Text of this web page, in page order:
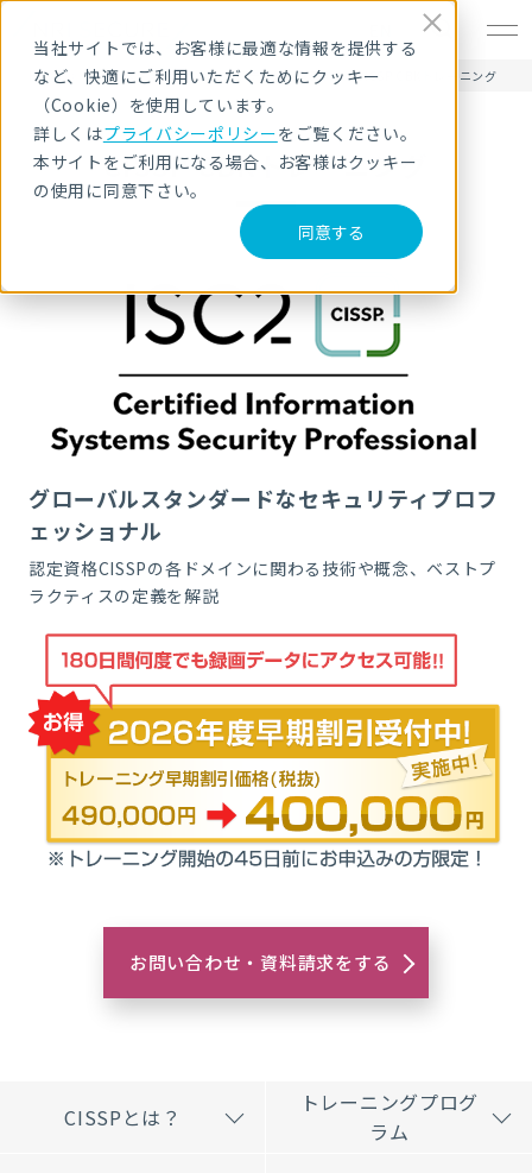
当社サイトでは、お客様に最適な情報を提供する
など、快適にご利用いただくためにクッキー
（Cookie）を使用しています。
詳しくはプライバシーポリシーをご覧ください。
本サイトをご利用になる場合、お客様はクッキー
の使用に同意下さい。
同意する
HOME サービス・製品 セキュリティ教育・研修 CISSP CBKトレーニング
CISSP CBKトレーニング
グローバルスタンダードなセキュリティプロフ
ェッショナル
認定資格CISSPの各ドメインに関わる技術や概念、ベストプ
ラクティスの定義を解説
お問い合わせ・資料請求をする
CISSPとは？
トレーニングプログ
ラム